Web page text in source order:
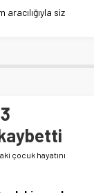
aracılığıyla siz
çocuk hayatını